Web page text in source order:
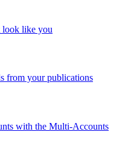
look like you
from your publications
with the Multi-Accounts